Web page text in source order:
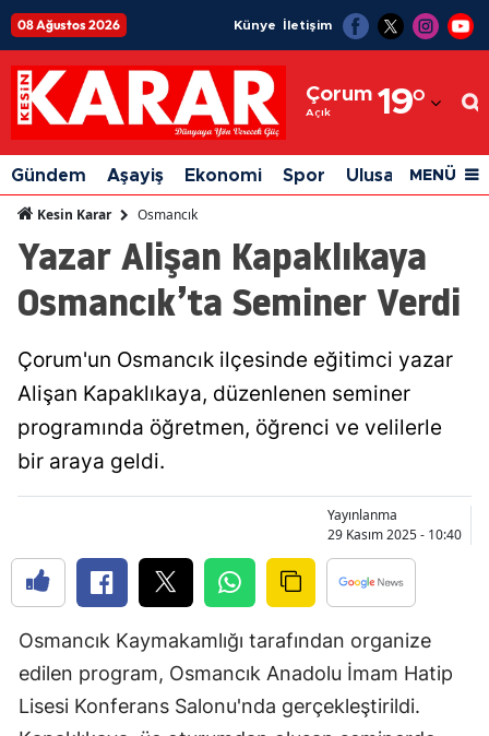
08 Ağustos 2026 Künye İletişim
Çorum
Açık 19°
Adıyaman
Afyonkarahisar
Ağrı
Amasya
Ankara
Artvin
Aydın
Bilecik
Bingöl
Bitlis
Bolu
Gündem Aşayiş Ekonomi Spor Ulusal Siyaset
MENÜ
Kesin Karar Osmancık
Yazar Alişan Kapaklıkaya
Osmancık’ta Seminer Verdi
Çorum'un Osmancık ilçesinde eğitimci yazar
Alişan Kapaklıkaya, düzenlenen seminer
programında öğretmen, öğrenci ve velilerle
bir araya geldi.
Yayınlanma
29 Kasım 2025 - 10:40
Osmancık Kaymakamlığı tarafından organize
edilen program, Osmancık Anadolu İmam Hatip
Lisesi Konferans Salonu'nda gerçekleştirildi.